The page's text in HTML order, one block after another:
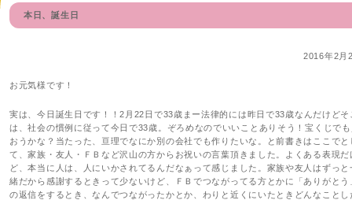
本日、誕生日
2016年2月
お元気様です！
実は、今日誕生日です！！2月22日で33歳まー法律的には昨日で33歳なんだけどそ
は、社会の慣例に従って今日で33歳。ぞろめなのでいいことありそう！宝くじで
おうかな？当たった、亘理でなにか別の会社でも作りたいな。と前書きはここでと
て、家族・友人・ＦＢなど沢山の方からお祝いの言葉頂きました。よくある表現だ
ど、本当に人は、人にいかされてるんだなぁって感じました。家族や友人はずっと
緒だから感謝するときって少ないけど、ＦＢでつながってる方とかに「ありがとう
の返信をするとき、なんでつながったかとか、わりと近くにいたときどんなことし